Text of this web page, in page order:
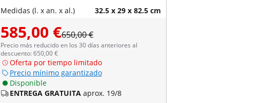
Medidas (l. x an. x al.) 32.5 x 29 x 82.5 cm
585,00 €650,00 €
Precio más reducido en los 30 días anteriores al
descuento: 650,00 €
Oferta por tiempo limitado
Precio mínimo garantizado
Disponible
ENTREGA GRATUITA aprox. 19/8